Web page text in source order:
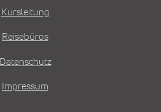
Kursleitung
Reisebüros
Datenschutz
Impressum